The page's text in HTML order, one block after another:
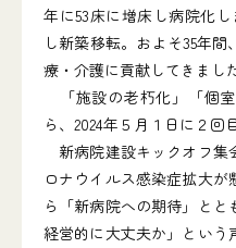
年に53床に増床し病院化
し新築移転。およそ35年
療・介護に貢献してきました
「施設の老朽化」「個
ら、2024年５月１日に２回
新病院建設キックオフ集
ロナウイルス感染症拡大
ら「新病院への期待」と
経営的に大丈夫か」とい